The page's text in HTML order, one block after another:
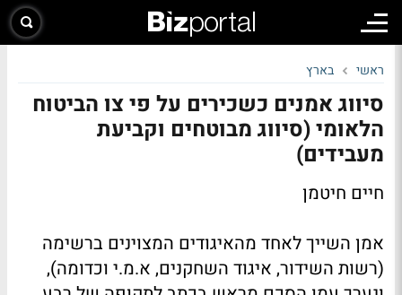
ראשי בארץ
סיווג אמנים כשכירים על פי צו הביטוח
הלאומי (סיווג מבוטחים וקביעת
מעבידים)
חיים חיטמן
אמן השייך לאחד מהאיגודים המצוינים ברשימה
(רשות השידור, איגוד השחקנים, א.מ.י וכדומה),